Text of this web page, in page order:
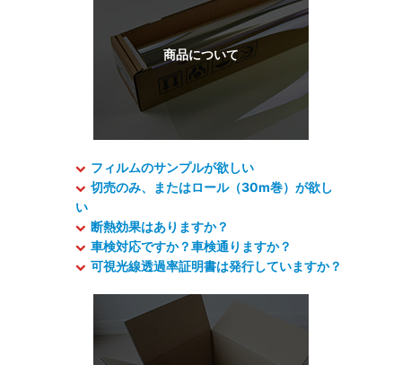
フィルムのサンプルが欲しい
切売のみ、またはロール（30m巻）が欲し
い
断熱効果はありますか？
車検対応ですか？車検通りますか？
可視光線透過率証明書は発行していますか？